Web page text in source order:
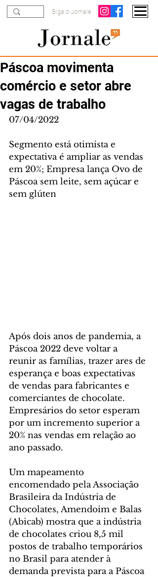
Siga o Jornale
Páscoa movimenta
comércio e setor abre
vagas de trabalho
07/04/2022
Segmento está otimista e
expectativa é ampliar as vendas
em 20%; Empresa lança Ovo de
Páscoa sem leite, sem açúcar e
sem glúten
Após dois anos de pandemia, a
Páscoa 2022 deve voltar a
reunir as famílias, trazer ares de
esperança e boas expectativas
de vendas para fabricantes e
comerciantes de chocolate.
Empresários do setor esperam
por um incremento superior a
20% nas vendas em relação ao
ano passado.
Um mapeamento
encomendado pela Associação
Brasileira da Indústria de
Chocolates, Amendoim e Balas
(Abicab) mostra que a indústria
de chocolates criou 8,5 mil
postos de trabalho temporários
no Brasil para atender à
demanda prevista para a Páscoa